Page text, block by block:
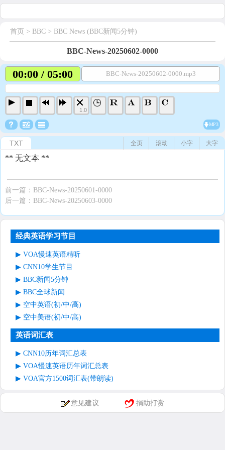
首页 > BBC > BBC News (BBC新闻5分钟)
BBC-News-20250602-0000
00:00 / 05:00 BBC-News-20250602-0000.mp3
1.0
MP3
TXT 大字
小字
滚动
全页
** 无文本 **
前一篇： BBC-News-20250601-0000
后一篇： BBC-News-20250603-0000
经典英语学习节目
VOA慢速英语精听
CNN10学生节目
BBC新闻5分钟
BBC全球新闻
空中英语(初/中/高)
空中美语(初/中/高)
英语词汇表
CNN10历年词汇总表
VOA慢速英语历年词汇总表
VOA官方1500词汇表(带朗读)
意见建议 捐助打赏